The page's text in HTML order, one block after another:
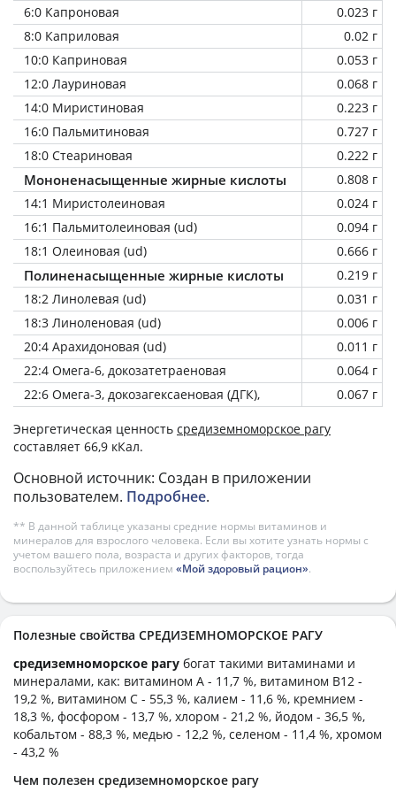
6:0 Капроновая
0.023 г
8:0 Каприловая
0.02 г
10:0 Каприновая
0.053 г
12:0 Лауриновая
0.068 г
14:0 Миристиновая
0.223 г
16:0 Пальмитиновая
0.727 г
18:0 Стеариновая
0.222 г
Мононенасыщенные жирные кислоты
0.808 г
14:1 Миристолеиновая
0.024 г
16:1 Пальмитолеиновая (ud)
0.094 г
18:1 Олеиновая (ud)
0.666 г
Полиненасыщенные жирные кислоты
0.219 г
18:2 Линолевая (ud)
0.031 г
18:3 Линоленовая (ud)
0.006 г
20:4 Арахидоновая (ud)
0.011 г
22:4 Омега-6, докозатетраеновая
0.064 г
22:6 Омега-3, докозагексаеновая (ДГК),
0.067 г
Энергетическая ценность средиземноморское рагу
составляет 66,9 кКал.
Основной источник: Создан в приложении
пользователем. Подробнее.
** В данной таблице указаны средние нормы витаминов и
минералов для взрослого человека. Если вы хотите узнать нормы с
учетом вашего пола, возраста и других факторов, тогда
воспользуйтесь приложением «Мой здоровый рацион».
Полезные свойства СРЕДИЗЕМНОМОРСКОЕ РАГУ
средиземноморское рагу богат такими витаминами и
минералами, как: витамином А - 11,7 %, витамином B12 -
19,2 %, витамином C - 55,3 %, калием - 11,6 %, кремнием -
18,3 %, фосфором - 13,7 %, хлором - 21,2 %, йодом - 36,5 %,
кобальтом - 88,3 %, медью - 12,2 %, селеном - 11,4 %, хромом
- 43,2 %
Чем полезен средиземноморское рагу